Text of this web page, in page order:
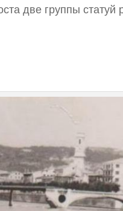
две группы статуй